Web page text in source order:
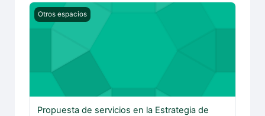
Propuesta de servicios en la Estrategia de Cuidados:
Otros espacios
Propuesta de servicios en la Estrategia de